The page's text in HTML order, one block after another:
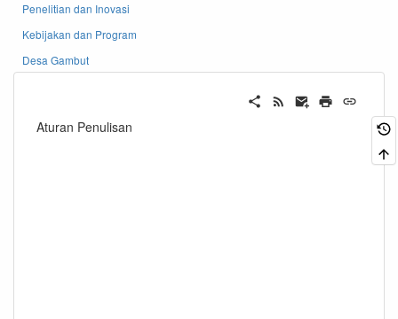
Penelitian dan Inovasi
Kebijakan dan Program
Desa Gambut
Aturan Penulisan